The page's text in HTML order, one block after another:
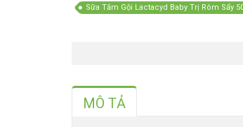
Sữa Tắm Gội Lactacyd Baby Trị Rôm Sẩy
MÔ TẢ